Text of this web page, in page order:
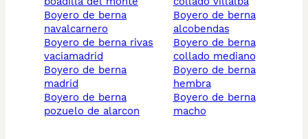
boyero de berna
navalcarnero
boyero de berna rivas
vaciamadrid
boyero de berna
madrid
boyero de berna
pozuelo de alarcon
boyero de berna
alcobendas
boyero de berna
collado mediano
boyero de berna
hembra
boyero de berna
macho